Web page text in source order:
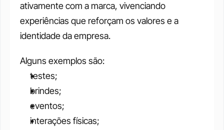
ativamente com a marca, vivenciando
experiências que reforçam os valores e a
identidade da empresa.
Alguns exemplos são:
testes;
brindes;
eventos;
interações físicas;